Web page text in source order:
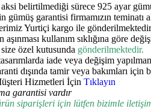
belirtilmediği sürece 925 ayar
gümüş garantisi firmamızın teminatı
Yurtiçi kargo ile
aşınması kullanım sıklığına göre
özel kutusunda gönderilmektedir.
iade veya değişim
dışında tamir veya bakımları için
Hizmetleri İçin Tıklayın
garantisi vardır
siparişleri için lütfen bizimle